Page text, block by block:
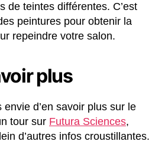
de teintes différentes. C’est
peintures pour obtenir la
repeindre votre salon.
plus
d’en savoir plus sur le
tour sur Futura Sciences,
d’autres infos croustillantes.